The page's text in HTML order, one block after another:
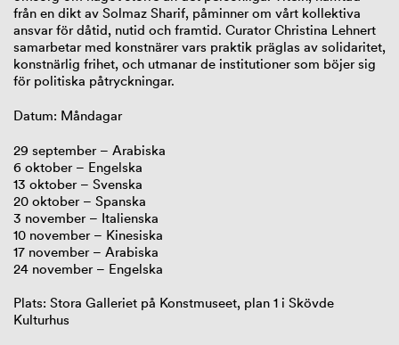
från en dikt av Solmaz Sharif, påminner om vårt kollektiva
ansvar för dåtid, nutid och framtid. Curator Christina Lehnert
samarbetar med konstnärer vars praktik präglas av solidaritet,
konstnärlig frihet, och utmanar de institutioner som böjer sig
för politiska påtryckningar.
Datum: Måndagar
29 september – Arabiska
6 oktober – Engelska
13 oktober – Svenska
20 oktober – Spanska
3 november – Italienska
10 november – Kinesiska
17 november – Arabiska
24 november – Engelska
Plats: Stora Galleriet på Konstmuseet, plan 1 i Skövde
Kulturhus